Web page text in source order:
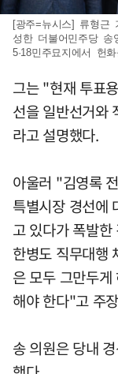
[광주=뉴시스] 류형근
성한 더불어민주당
5·18민주묘지에서 헌
그는 "현재 투표
선을 일반선거와
라고 설명했다.
아울러 "김영록
특별시장 경선에
고 있다가 폭발
한병도 직무대행
은 모두 그만두
해야 한다"고 주
송 의원은 당내